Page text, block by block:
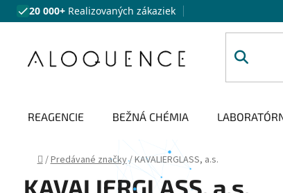
Prejsť na obsah
20 000+ Realizovaných zákaziek
REAGENCIE BEŽNÁ CHÉMIA
Domov
/Predávané značky/KAVALIERGLASS, a.s.
KAVALIERGLASS, a.s.